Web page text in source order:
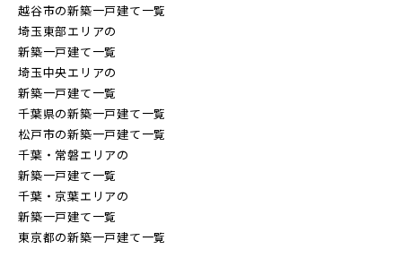
東京メトロ有楽町線
東京メトロ千代田線
北総鉄道
埼玉高速鉄道
東武スカイツリーライン
東武日光線
東武アーバンパークライン
東武東上本線
小学校まで徒歩圏内
越谷市の新築一戸建て一覧
埼玉東部エリアの
新築一戸建て一覧
埼玉中央エリアの
新築一戸建て一覧
千葉県の新築一戸建て一覧
松戸市の新築一戸建て一覧
千葉・常磐エリアの
新築一戸建て一覧
千葉・京葉エリアの
新築一戸建て一覧
東京都の新築一戸建て一覧